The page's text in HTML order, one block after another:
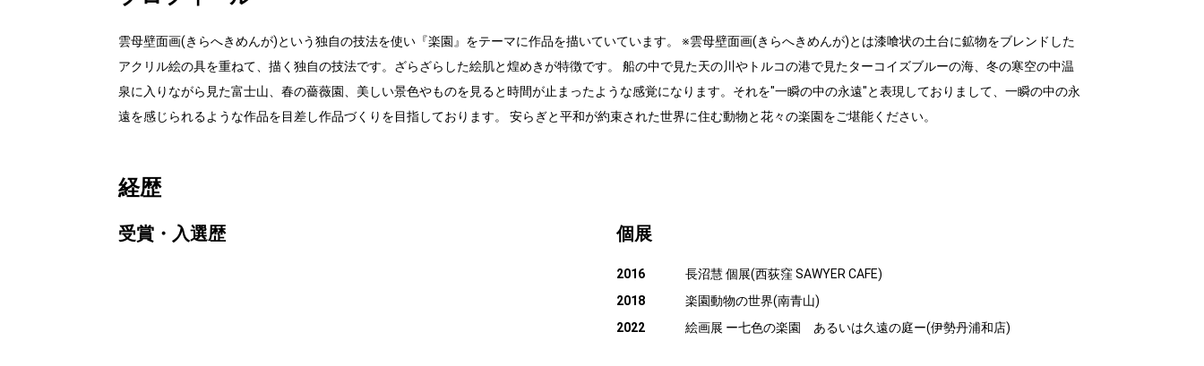
雲母壁面画(きらへきめんが)という独自の技法を使い『楽園』をテーマに作品を描いていています。 ※雲母壁面画(きらへきめんが)とは漆喰状の土台に鉱物をブレンドした
アクリル絵の具を重ねて、描く独自の技法です。ざらざらした絵肌と煌めきが特徴です。 船の中で見た天の川やトルコの港で見たターコイズブルーの海、冬の寒空の中温
泉に入りながら見た富士山、春の薔薇園、美しい景色やものを見ると時間が止まったような感覚になります。それを"一瞬の中の永遠"と表現しておりまして、一瞬の中の永
遠を感じられるような作品を目差し作品づくりを目指しております。 安らぎと平和が約束された世界に住む動物と花々の楽園をご堪能ください。
経歴
受賞・入選歴 個展
2016
長沼慧 個展(西荻窪 SAWYER CAFE)
2018
楽園動物の世界(南青山)
2022
絵画展 ー七色の楽園 あるいは久遠の庭ー(伊勢丹浦和店)